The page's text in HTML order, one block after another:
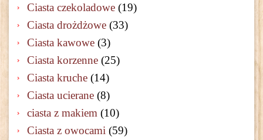
Ciasta czekoladowe (19)
Ciasta drożdżowe (33)
Ciasta kawowe (3)
Ciasta korzenne (25)
Ciasta kruche (14)
Ciasta ucierane (8)
ciasta z makiem (10)
Ciasta z owocami (59)